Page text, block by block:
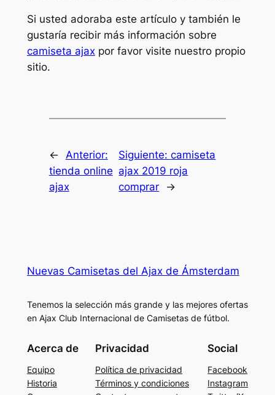
Si usted adoraba este artículo y también le
gustaría recibir más información sobre
camiseta ajaxpor favor visite nuestro propio
sitio.
← Anterior:
tienda online
ajax
Siguiente:camiseta
ajax 2019 roja
comprar
→
Nuevas Camisetas del Ajax de Ámsterdam
Tenemos la selección más grande y las mejores ofertas
en Ajax Club Internacional de Camisetas de fútbol.
Acerca de
Equipo
Historia
Privacidad
Política de privacidad
Términos y condiciones
Social
Facebook
Instagram